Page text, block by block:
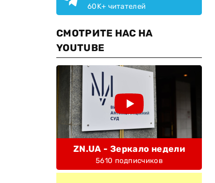
60K+ читателей
СМОТРИТЕ НАС НА
YOUTUBE
ZN.UA - Зеркало недели
5610 подписчиков